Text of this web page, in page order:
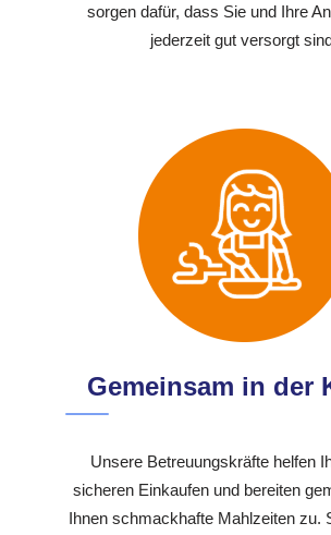
sorgen dafür, dass Sie und Ihre
jederzeit gut versorgt
Gemeinsam in der
Unsere Betreuungskräfte helfen
sicheren Einkaufen und bereiten
Ihnen schmackhafte Mahlzeiten zu.